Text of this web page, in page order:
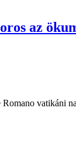
az
vatikáni